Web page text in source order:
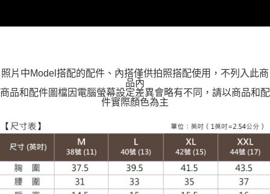
照片中Model搭配的配件、內搭僅供拍照搭配使用，不列入此商
品內
商品和配件圖檔因電腦螢幕設定差異會略有不同，請以商品和配
件實際顏色為主